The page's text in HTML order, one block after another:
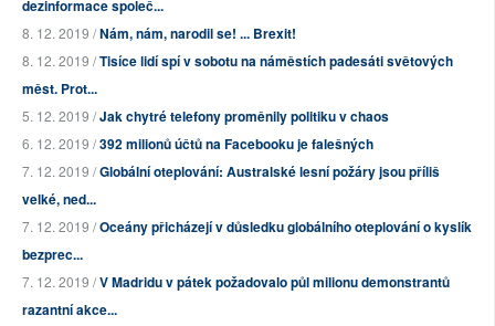
dezinformace společ...
8. 12. 2019 /Nám, nám, narodil se! ... Brexit!
8. 12. 2019 /Tisíce lidí spí v sobotu na náměstích padesáti světových
měst. Prot...
5. 12. 2019 /Jak chytré telefony proměnily politiku v chaos
6. 12. 2019 /392 milionů účtů na Facebooku je falešných
7. 12. 2019 /Globální oteplování: Australské lesní požáry jsou příliš
velké, ned...
7. 12. 2019 /Oceány přicházejí v důsledku globálního oteplování o kyslík
bezprec...
7. 12. 2019 /V Madridu v pátek požadovalo půl milionu demonstrantů
razantní akce...